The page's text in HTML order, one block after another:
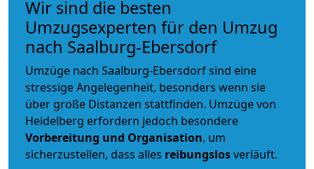
Wir sind die besten
Umzugsexperten für den Umzug
nach Saalburg-Ebersdorf
Umzüge nach Saalburg-Ebersdorf sind eine
stressige Angelegenheit, besonders wenn sie
über große Distanzen stattfinden. Umzüge von
Heidelberg erfordern jedoch besondere
Vorbereitung und Organisation, um
sicherzustellen, dass alles reibungslosverläuft.